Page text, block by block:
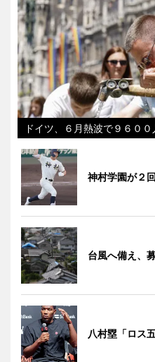
ドイツ、６月熱波で９６０
神村学園が２
台風へ備え、
八村塁「ロス